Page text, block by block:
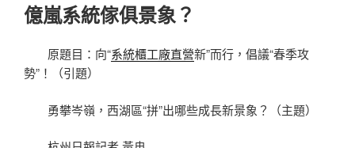
億嵐系統傢俱景象？
原題目：向“系統櫃工廠直營新”而行，倡議“春季攻
勢”！（引題）
勇攀岑嶺，西湖區“拼”出哪些成長新景象？（主題）